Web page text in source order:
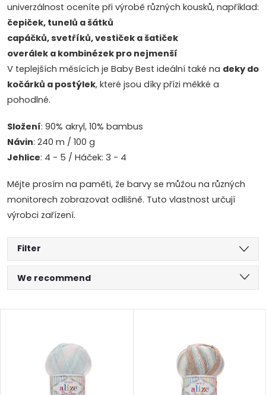
univerzálnost oceníte při výrobě různých kousků, například:
čepiček, tunelů a šátků
capáčků, svetříků, vestiček a šatiček
overálek a kombinézek pro nejmenší
V teplejších měsících je Baby Best ideální také na deky do
kočárků a postýlek, které jsou díky přízi měkké a
pohodlné.
Složení: 90% akryl, 10% bambus
Návin: 240 m / 100 g
Jehlice: 4 - 5 / Háček: 3 - 4
Mějte prosím na paměti, že barvy se můžou na různých
monitorech zobrazovat odlišně. Tuto vlastnost určují
výrobci zařízení.
Filter
P
r
We recommend
Alphabetically